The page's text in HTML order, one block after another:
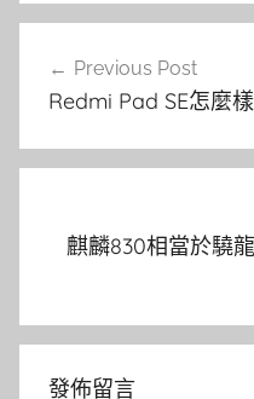
覽
Previous Post
Redmi Pad SE怎麼
麒麟830相當於驍
發佈留言